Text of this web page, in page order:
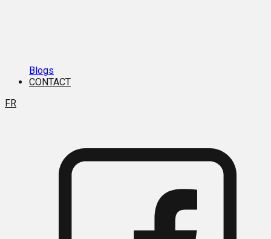
Blogs
CONTACT
FR